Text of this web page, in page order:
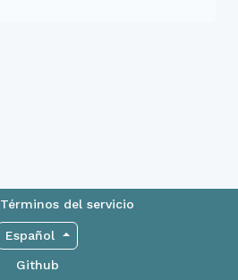
Términos del servicio
Español
Github